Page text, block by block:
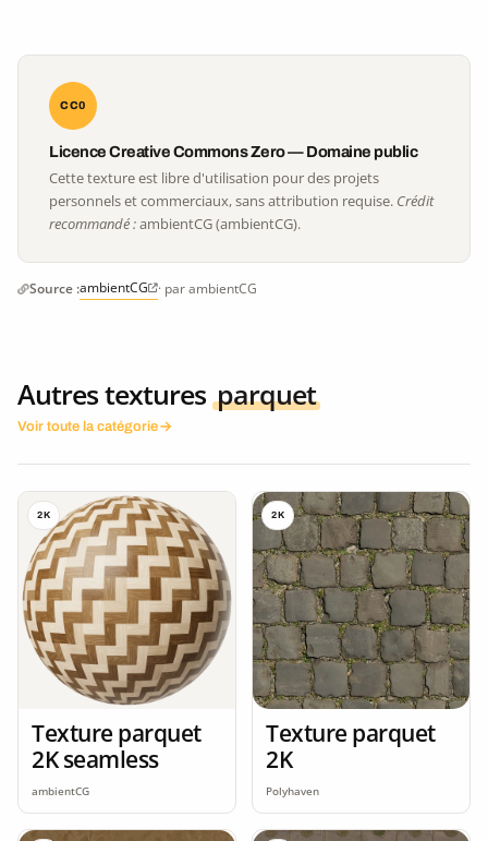
CC0
Licence Creative Commons Zero — Domaine public
Cette texture est libre d'utilisation pour des projets
personnels et commerciaux, sans attribution requise. Crédit
recommandé :ambientCG (ambientCG).
Source :ambientCG · par ambientCG
Autres textures parquet
Voir toute la catégorie
2K
Texture parquet
2K seamless
ambientCG
2K
Texture parquet
2K
Polyhaven